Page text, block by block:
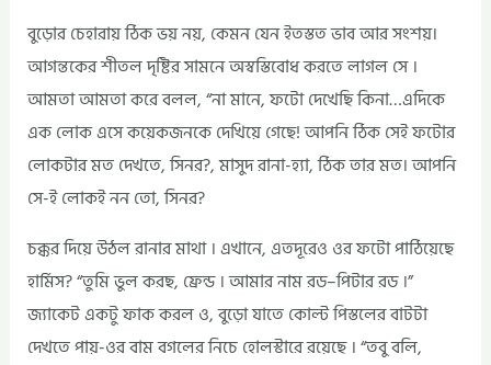
বুড়োর চেহারায় ঠিক ভয় নয়, কেমন যেন ইতস্তত ভাব আর সংশয়।
আগন্তকের শীতল দৃষ্টির সামনে অস্বস্তিবোধ করতে লাগল সে ।
আমতা আমতা করে বলল, “না মানে, ফটো দেখেছি কিনা…এদিকে
এক লোক এসে কয়েকজনকে দেখিয়ে গেছে! আপনি ঠিক সেই ফটোর
লোকটার মত দেখতে, সিনর?, মাসুদ রানা-হ্যা, ঠিক তার মত। আপনি
সে-ই লোকই নন তো, সিনর?
চক্কর দিয়ে উঠল রানার মাথা । এখানে, এতদূরেও ওর ফটো পাঠিয়েছে
হার্মিস? “তুমি ভুল করছ, ফ্রেন্ড । আমার নাম রড–পিটার রড ।”
জ্যাকেট একটু ফাক করল ও, বুড়ো যাতে কোল্ট পিস্তলের বাটটা
দেখতে পায়-ওর বাম বগলের নিচে হোলস্টারে রয়েছে । “তবু বলি,